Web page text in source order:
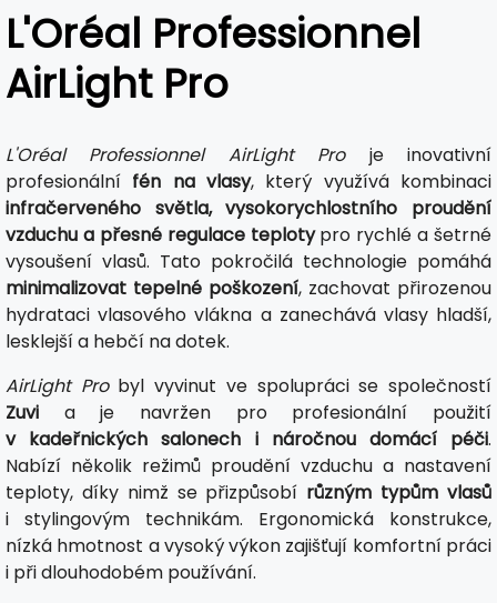
L'Oréal Professionnel
AirLight Pro
L'Oréal Professionnel AirLight Proje inovativní
profesionální fén na vlasy, který využívá kombinaci
infračerveného světla, vysokorychlostního proudění
vzduchu a přesné regulace teplotypro rychlé a šetrné
vysoušení vlasů. Tato pokročilá technologie pomáhá
minimalizovat tepelné poškození, zachovat přirozenou
hydrataci vlasového vlákna a zanechává vlasy hladší,
lesklejší a hebčí na dotek.
AirLight Probyl vyvinut ve spolupráci se společností
Zuvi a je navržen pro profesionální použití
v kadeřnických salonech i náročnou domácí péči.
Nabízí několik režimů proudění vzduchu a nastavení
teploty, díky nimž se přizpůsobí různým typům vlasů
i stylingovým technikám. Ergonomická konstrukce,
nízká hmotnost a vysoký výkon zajišťují komfortní práci
i při dlouhodobém používání.